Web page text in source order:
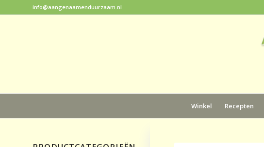
info@aangenaamenduurzaam.nl
Winkel Recepten